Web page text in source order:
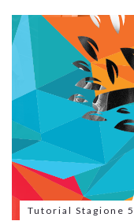
Tutorial Stagione 5